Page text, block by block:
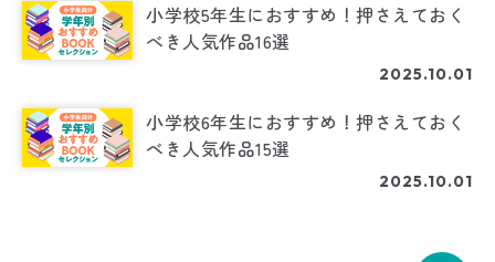
小学校5年生におすすめ！押さえておく
べき人気作品16選
2025.10.01
小学校6年生におすすめ！押さえておく
べき人気作品15選
2025.10.01